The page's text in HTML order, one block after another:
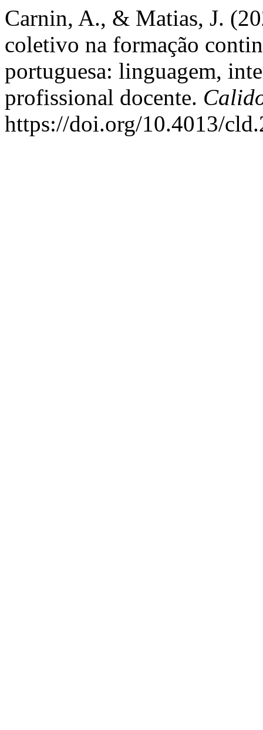
Carnin, A., & Matias, J.
coletivo na formação
portuguesa: linguagem,
profissional docente.
https://doi.org/10.4013/